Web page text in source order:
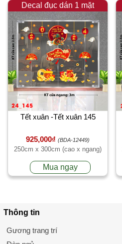
Decal đục dán 1 mặt
Tết xuân -Tết xuân 145
925,000₫ (BDA-12449)
250cm x 300cm (cao x ngang)
Mua ngay
Thông tin
Gương trang trí